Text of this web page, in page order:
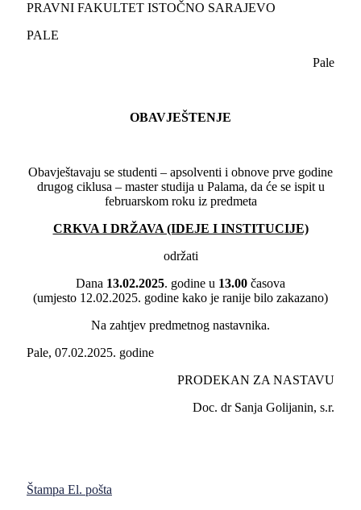
PRAVNI FAKULTET ISTOČNO SARAJEVO
PALE
Pale
OBAVJEŠTENJE
Obavještavaju se studenti – apsolventi i obnove prve godine
drugog ciklusa – master studija u Palama, da će se ispit u
februarskom roku iz predmeta
CRKVA I DRŽAVA (IDEJE I INSTITUCIJE)
održati
Dana 13.02.2025. godine u 13.00 časova
(umjesto 12.02.2025. godine kako je ranije bilo zakazano)
Na zahtjev predmetnog nastavnika.
Pale, 07.02.2025. godine
PRODEKAN ZA NASTAVU
Doc. dr Sanja Golijanin, s.r.
Štampa El. pošta